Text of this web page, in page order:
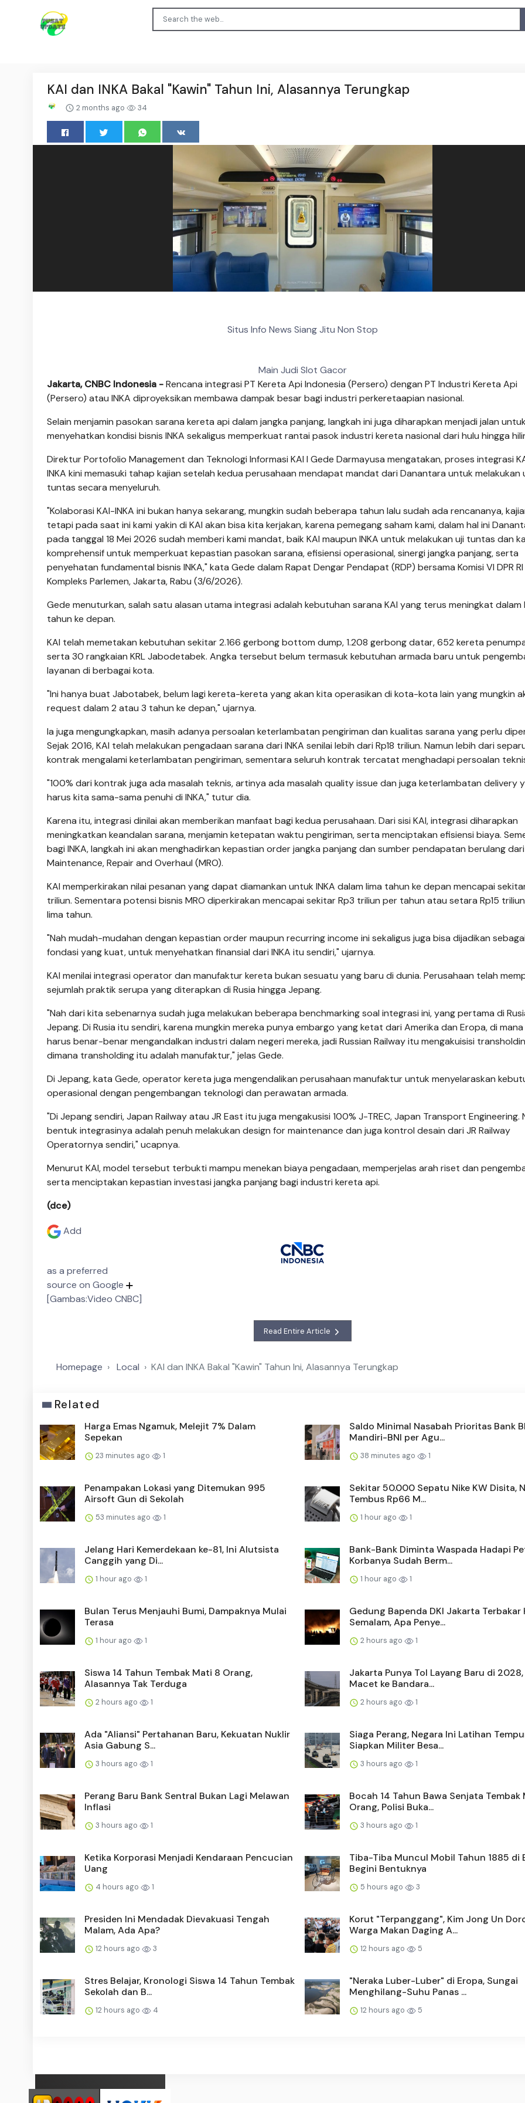
KAI dan INKA Bakal "Kawin" Tahun Ini, Alasannya Terungkap
2 months ago 34
Situs Info News Siang Jitu Non Stop
Main Judi Slot Gacor
Jakarta, CNBC Indonesia -Rencana integrasi PT Kereta Api Indonesia (Persero) dengan PT Industri Kereta Api
(Persero) atau INKA diproyeksikan membawa dampak besar bagi industri perkeretaapian nasional.
Selain menjamin pasokan sarana kereta api dalam jangka panjang, langkah ini juga diharapkan menjadi jalan untuk
menyehatkan kondisi bisnis INKA sekaligus memperkuat rantai pasok industri kereta nasional dari hulu hingga
Direktur Portofolio Management dan Teknologi Informasi KAI I Gede Darmayusa mengatakan, proses integrasi
INKA kini memasuki tahap kajian setelah kedua perusahaan mendapat mandat dari Danantara untuk melakukan
tuntas secara menyeluruh.
"Kolaborasi KAI-INKA ini bukan hanya sekarang, mungkin sudah beberapa tahun lalu sudah ada rencananya,
tetapi pada saat ini kami yakin di KAI akan bisa kita kerjakan, karena pemegang saham kami, dalam hal ini
pada tanggal 18 Mei 2026 sudah memberi kami mandat, baik KAI maupun INKA untuk melakukan uji tuntas dan
komprehensif untuk memperkuat kepastian pasokan sarana, efisiensi operasional, sinergi jangka panjang, serta
penyehatan fundamental bisnis INKA," kata Gede dalam Rapat Dengar Pendapat (RDP) bersama Komisi VI DPR RI
Kompleks Parlemen, Jakarta, Rabu (3/6/2026).
Gede menuturkan, salah satu alasan utama integrasi adalah kebutuhan sarana KAI yang terus meningkat dalam
tahun ke depan.
KAI telah memetakan kebutuhan sekitar 2.166 gerbong bottom dump, 1.208 gerbong datar, 652 kereta
serta 30 rangkaian KRL Jabodetabek. Angka tersebut belum termasuk kebutuhan armada baru untuk
layanan di berbagai kota.
"Ini hanya buat Jabotabek, belum lagi kereta-kereta yang akan kita operasikan di kota-kota lain yang mungkin
request dalam 2 atau 3 tahun ke depan," ujarnya.
Ia juga mengungkapkan, masih adanya persoalan keterlambatan pengiriman dan kualitas sarana yang perlu
Sejak 2016, KAI telah melakukan pengadaan sarana dari INKA senilai lebih dari Rp18 triliun. Namun lebih dari
kontrak mengalami keterlambatan pengiriman, sementara seluruh kontrak tercatat menghadapi persoalan
"100% dari kontrak juga ada masalah teknis, artinya ada masalah quality issue dan juga keterlambatan delivery
harus kita sama-sama penuhi di INKA," tutur dia.
Karena itu, integrasi dinilai akan memberikan manfaat bagi kedua perusahaan. Dari sisi KAI, integrasi diharapkan
meningkatkan keandalan sarana, menjamin ketepatan waktu pengiriman, serta menciptakan efisiensi biaya.
bagi INKA, langkah ini akan menghadirkan kepastian order jangka panjang dan sumber pendapatan berulang
Maintenance, Repair and Overhaul (MRO).
KAI memperkirakan nilai pesanan yang dapat diamankan untuk INKA dalam lima tahun ke depan mencapai sekitar
triliun. Sementara potensi bisnis MRO diperkirakan mencapai sekitar Rp3 triliun per tahun atau setara Rp15
lima tahun.
"Nah mudah-mudahan dengan kepastian order maupun recurring income ini sekaligus juga bisa dijadikan sebagai
fondasi yang kuat, untuk menyehatkan finansial dari INKA itu sendiri," ujarnya.
KAI menilai integrasi operator dan manufaktur kereta bukan sesuatu yang baru di dunia. Perusahaan telah
sejumlah praktik serupa yang diterapkan di Rusia hingga Jepang.
"Nah dari kita sebenarnya sudah juga melakukan beberapa benchmarking soal integrasi ini, yang pertama di
Jepang. Di Rusia itu sendiri, karena mungkin mereka punya embargo yang ketat dari Amerika dan Eropa, di
harus benar-benar mengandalkan industri dalam negeri mereka, jadi Russian Railway itu mengakuisisi
dimana transholding itu adalah manufaktur," jelas Gede.
Di Jepang, kata Gede, operator kereta juga mengendalikan perusahaan manufaktur untuk menyelaraskan
operasional dengan pengembangan teknologi dan perawatan armada.
"Di Jepang sendiri, Japan Railway atau JR East itu juga mengakusisi 100% J-TREC, Japan Transport Engineering.
bentuk integrasinya adalah penuh melakukan design for maintenance dan juga kontrol desain dari JR Railway
Operatornya sendiri," ucapnya.
Menurut KAI, model tersebut terbukti mampu menekan biaya pengadaan, memperjelas arah riset dan
serta menciptakan kepastian investasi jangka panjang bagi industri kereta api.
(dce)
Add
as a preferred
source on Google
[Gambas:Video CNBC]
Read Entire Article
Homepage Local KAI dan INKA Bakal "Kawin" Tahun Ini, Alasannya Terungkap
Related
Harga Emas Ngamuk, Melejit 7% Dalam
Sepekan
23 minutes ago 1
Saldo Minimal Nasabah Prioritas Bank
Mandiri-BNI per Agu...
38 minutes ago 1
Penampakan Lokasi yang Ditemukan 995
Airsoft Gun di Sekolah
53 minutes ago 1
Sekitar 50.000 Sepatu Nike KW Disita,
Tembus Rp66 M...
1 hour ago 1
Jelang Hari Kemerdekaan ke-81, Ini Alutsista
Canggih yang Di...
1 hour ago 1
Bank-Bank Diminta Waspada Hadapi
Korbanya Sudah Berm...
1 hour ago 1
Bulan Terus Menjauhi Bumi, Dampaknya Mulai
Terasa
1 hour ago 1
Gedung Bapenda DKI Jakarta Terbakar
Semalam, Apa Penye...
2 hours ago 1
Siswa 14 Tahun Tembak Mati 8 Orang,
Alasannya Tak Terduga
2 hours ago 1
Jakarta Punya Tol Layang Baru di
Macet ke Bandara...
2 hours ago 1
Ada "Aliansi" Pertahanan Baru, Kekuatan Nuklir
Asia Gabung S...
3 hours ago 1
Siaga Perang, Negara Ini Latihan
Siapkan Militer Besa...
3 hours ago 1
Perang Baru Bank Sentral Bukan Lagi Melawan
Inflasi
3 hours ago 1
Bocah 14 Tahun Bawa Senjata Tembak
Orang, Polisi Buka...
3 hours ago 1
Ketika Korporasi Menjadi Kendaraan Pencucian
Uang
4 hours ago 1
Tiba-Tiba Muncul Mobil Tahun 1885 di
Begini Bentuknya
5 hours ago 3
Presiden Ini Mendadak Dievakuasi Tengah
Malam, Ada Apa?
12 hours ago 3
Korut "Terpanggang", Kim Jong Un
Warga Makan Daging A...
12 hours ago 5
Stres Belajar, Kronologi Siswa 14 Tahun Tembak
Sekolah dan B...
12 hours ago 4
"Neraka Luber-Luber" di Eropa, Sungai
Menghilang-Suhu Panas ...
12 hours ago 5